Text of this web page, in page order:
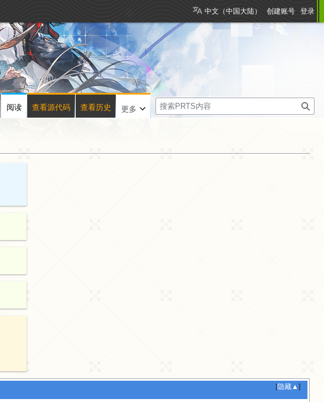
[隐藏▲]
中文（中国大陆） 创建账号 登录
阅读 查看源代码 查看历史 更多
搜
索